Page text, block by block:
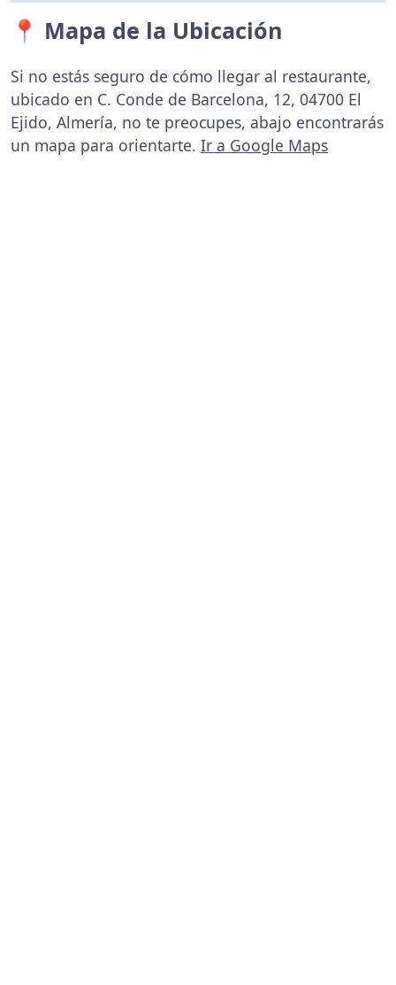
📍 Mapa de la Ubicación
Si no estás seguro de cómo llegar al restaurante,
ubicado en C. Conde de Barcelona, 12, 04700 El
Ejido, Almería, no te preocupes, abajo encontrarás
un mapa para orientarte. Ir a Google Maps